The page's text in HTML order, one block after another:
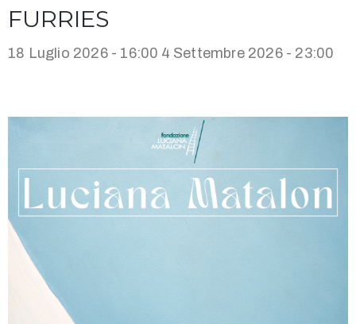
FURRIES
18 Luglio 2026 - 16:00 4 Settembre 2026 - 23:00